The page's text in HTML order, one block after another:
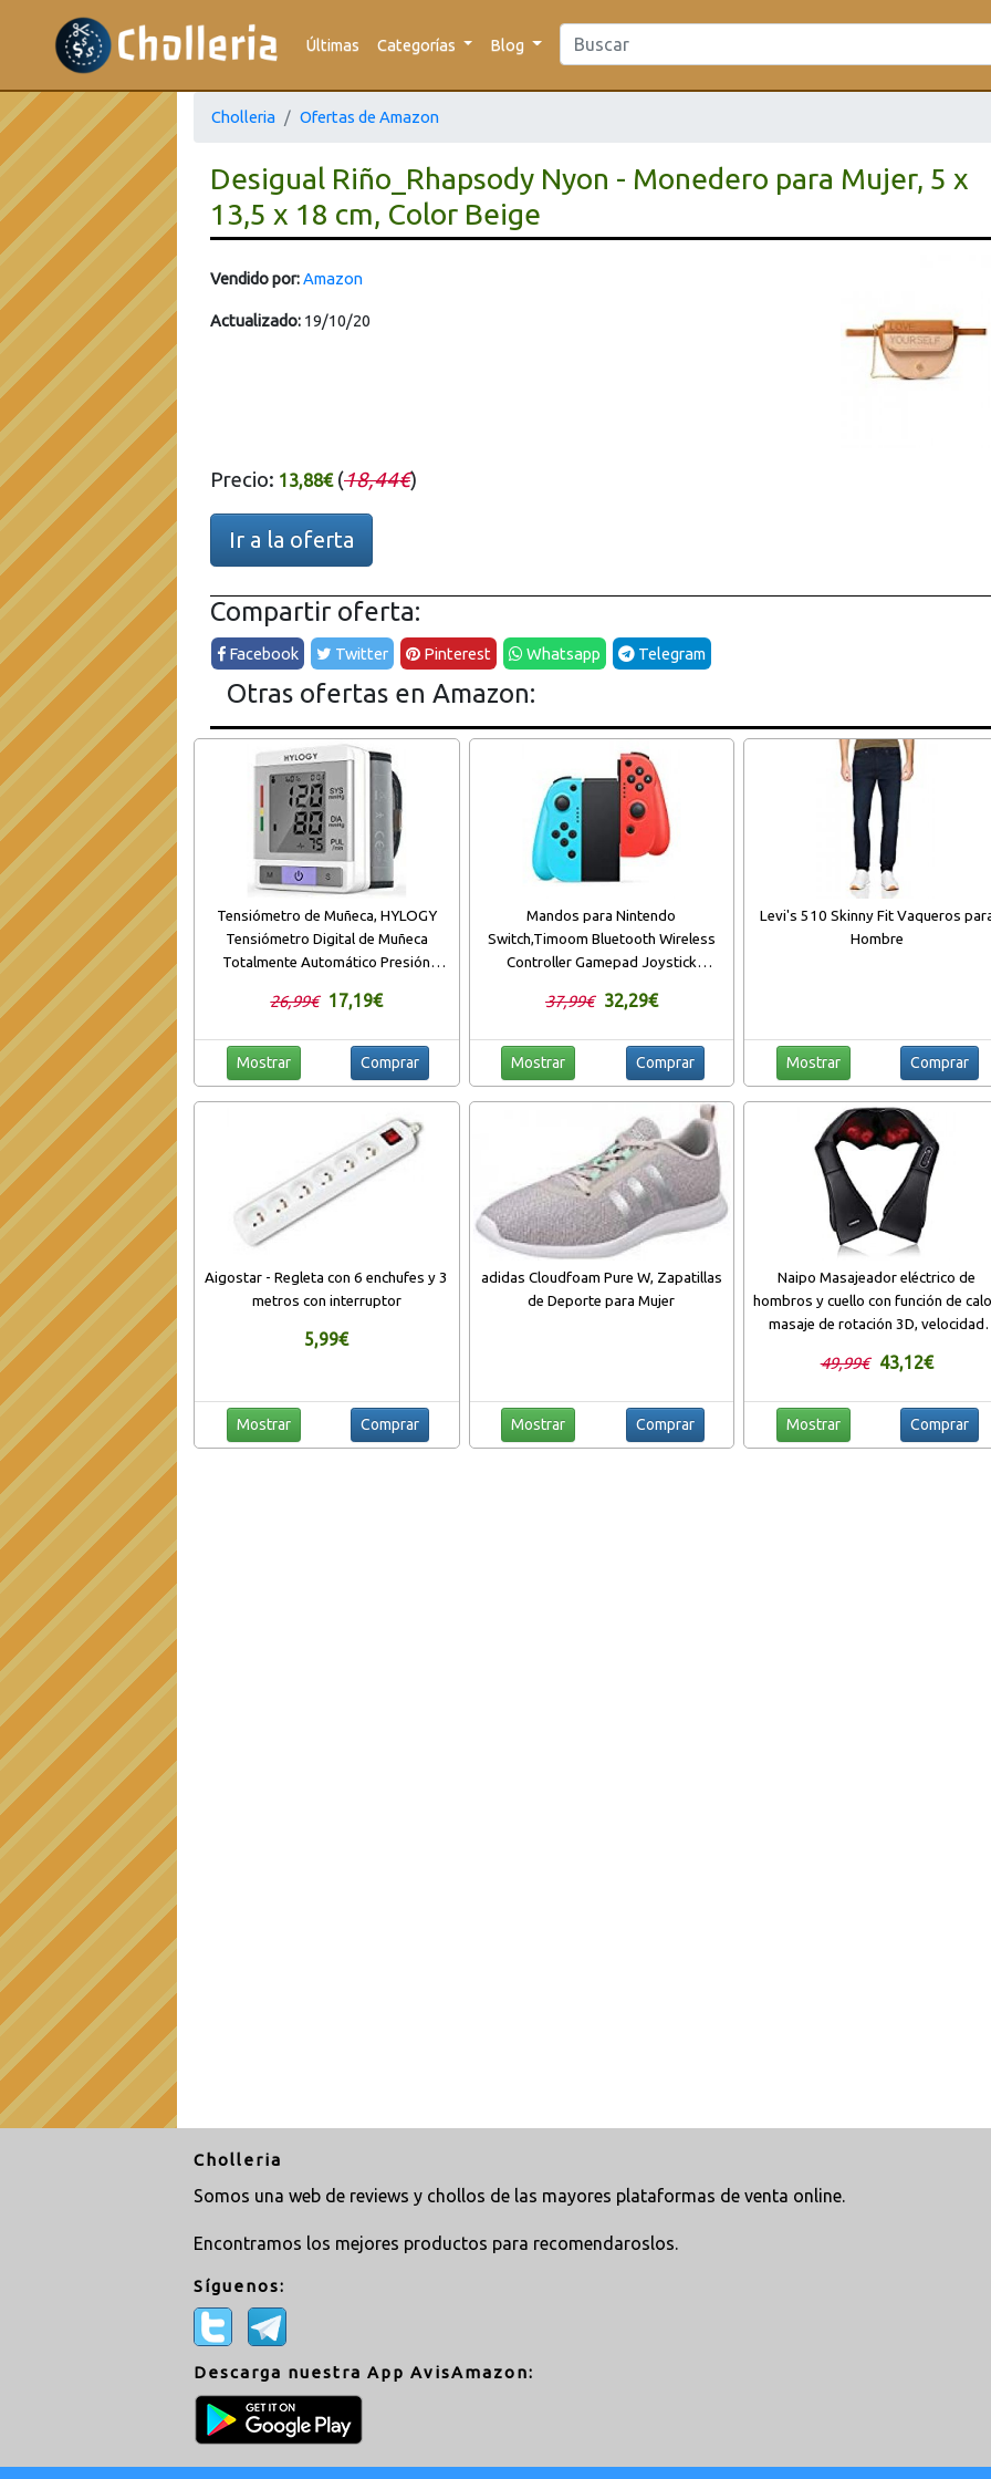
Últimas Categorías Blog
Cholleria Ofertas de Amazon
Desigual Riño_Rhapsody Nyon - Monedero para Mujer, 5 x
13,5 x 18 cm, Color Beige
Vendido por:Amazon
Actualizado: 19/10/20
Precio: 13,88€(18,44€)
Ir a la oferta
Compartir oferta:
Facebook Twitter Pinterest Whatsapp Telegram
Otras ofertas en Amazon:
Tensiómetro de Muñeca, HYLOGY
Tensiómetro Digital de Muñeca
Totalmente Automático Presión
Memoria (2 * 90) Certifica FDA CE
26,99€ 17,19€
Mostrar Comprar
Mandos para Nintendo
Switch,Timoom Bluetooth Wireless
Controller Gamepad Joystick
Y Derecho para Joy Con
37,99€ 32,29€
Mostrar Comprar
Levi's 510 Skinny Fit Vaqueros
Hombre
Mostrar Comprar
Aigostar - Regleta con 6 enchufes y 3
metros con interruptor
5,99€
Mostrar Comprar
adidas Cloudfoam Pure W, Zapatillas
de Deporte para Mujer
Mostrar Comprar
Naipo Masajeador eléctrico de
hombros y cuello con función de
masaje de rotación 3D, velocidad
coche
49,99€ 43,12€
Mostrar Comprar
Cholleria
Somos una web de reviews y chollos de las mayores plataformas de venta online.
Encontramos los mejores productos para recomendaroslos.
Síguenos:
Descarga nuestra App AvisAmazon: